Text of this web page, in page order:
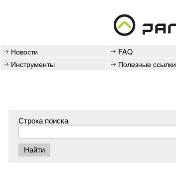
Новости FAQ
Инструменты
Полезные ссылки
Строка поиска